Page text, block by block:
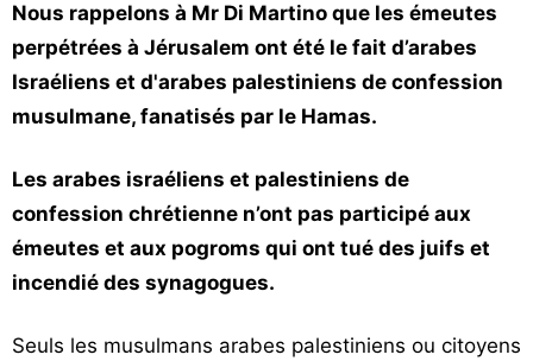
Nous rappelons à Mr Di Martino que les émeutes
perpétrées à Jérusalem ont été le fait d’arabes
Israéliens et d'arabes palestiniens de confession
musulmane, fanatisés par le Hamas.
Les arabes israéliens et palestiniens de
confession chrétienne n’ont pas participé aux
émeutes et aux pogroms qui ont tué des juifs et
incendié des synagogues.
Seuls les musulmans arabes palestiniens ou citoyens